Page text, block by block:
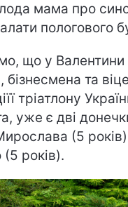
мама про
пологового
що у Валентини
бізнесмена та
тріатлону
уже є дві
(5
років).